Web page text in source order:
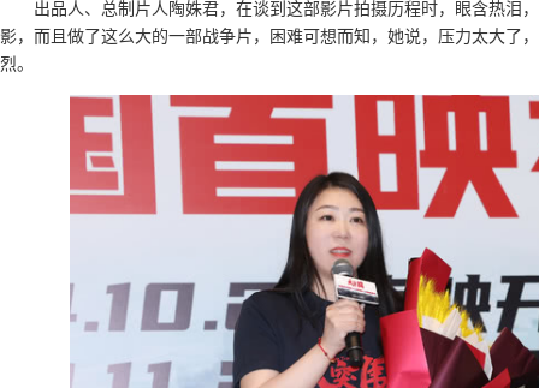
出品人、总制片人陶姝君，在谈到这部影片拍摄历程时，眼含热泪
影，而且做了这么大的一部战争片，困难可想而知，她说，压力太大了
烈。